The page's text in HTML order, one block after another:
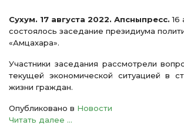
Сухум. 17 августа 2022. Апсныпресс.16
состоялось заседание президиума
«Амцахара».
Участники заседания рассмотрели
текущей экономической ситуацией в
жизни граждан.
Опубликовано в Новости
Читать далее ...